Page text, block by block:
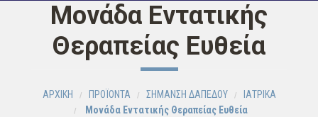
Μονάδα Εντατικής
Θεραπείας Ευθεία
ΑΡΧΙΚΗ ΠΡΟΪΟΝΤΑ ΣΗΜΑΝΣΗ ΔΑΠΕΔΟΥ
ΙΑΤΡΙΚΑ
Μονάδα Εντατικής Θεραπείας Ευθεία